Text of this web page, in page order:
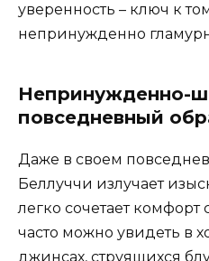
уверенность – ключ к
непринужденно
Непринужденно-
повседневный
Даже в своем
Беллуччи излучает
легко сочетает комфорт
часто можно увидеть в
джинсах, струящихся